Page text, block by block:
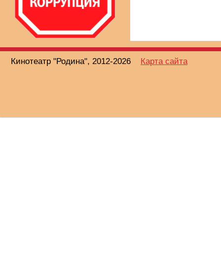
Кинотеатр "Родина", 2012-2026 Карта сайта